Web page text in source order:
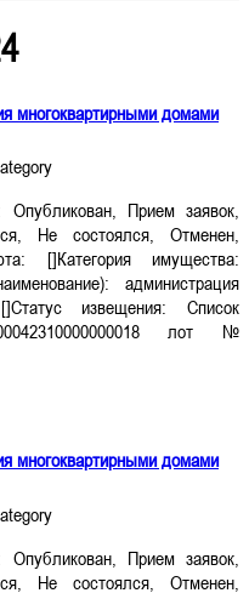
многоквартирными домами
Опубликован, Прием заявок,
Не состоялся, Отменен,
[]Категория имущества:
администрация
извещения: Список
лот №
многоквартирными домами
Опубликован, Прием заявок,
Не состоялся, Отменен,